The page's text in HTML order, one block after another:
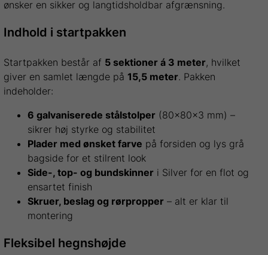
ønsker en sikker og langtidsholdbar afgrænsning.
Indhold i startpakken
Startpakken består af 5 sektioner á 3 meter, hvilket
giver en samlet længde på 15,5 meter. Pakken
indeholder:
6 galvaniserede stålstolper (80x80x3 mm) –
sikrer høj styrke og stabilitet
Plader med ønsket farve på forsiden og lys grå
bagside for et stilrent look
Side-, top- og bundskinner i Silver for en flot og
ensartet finish
Skruer, beslag og rørpropper – alt er klar til
montering
Fleksibel hegnshøjde